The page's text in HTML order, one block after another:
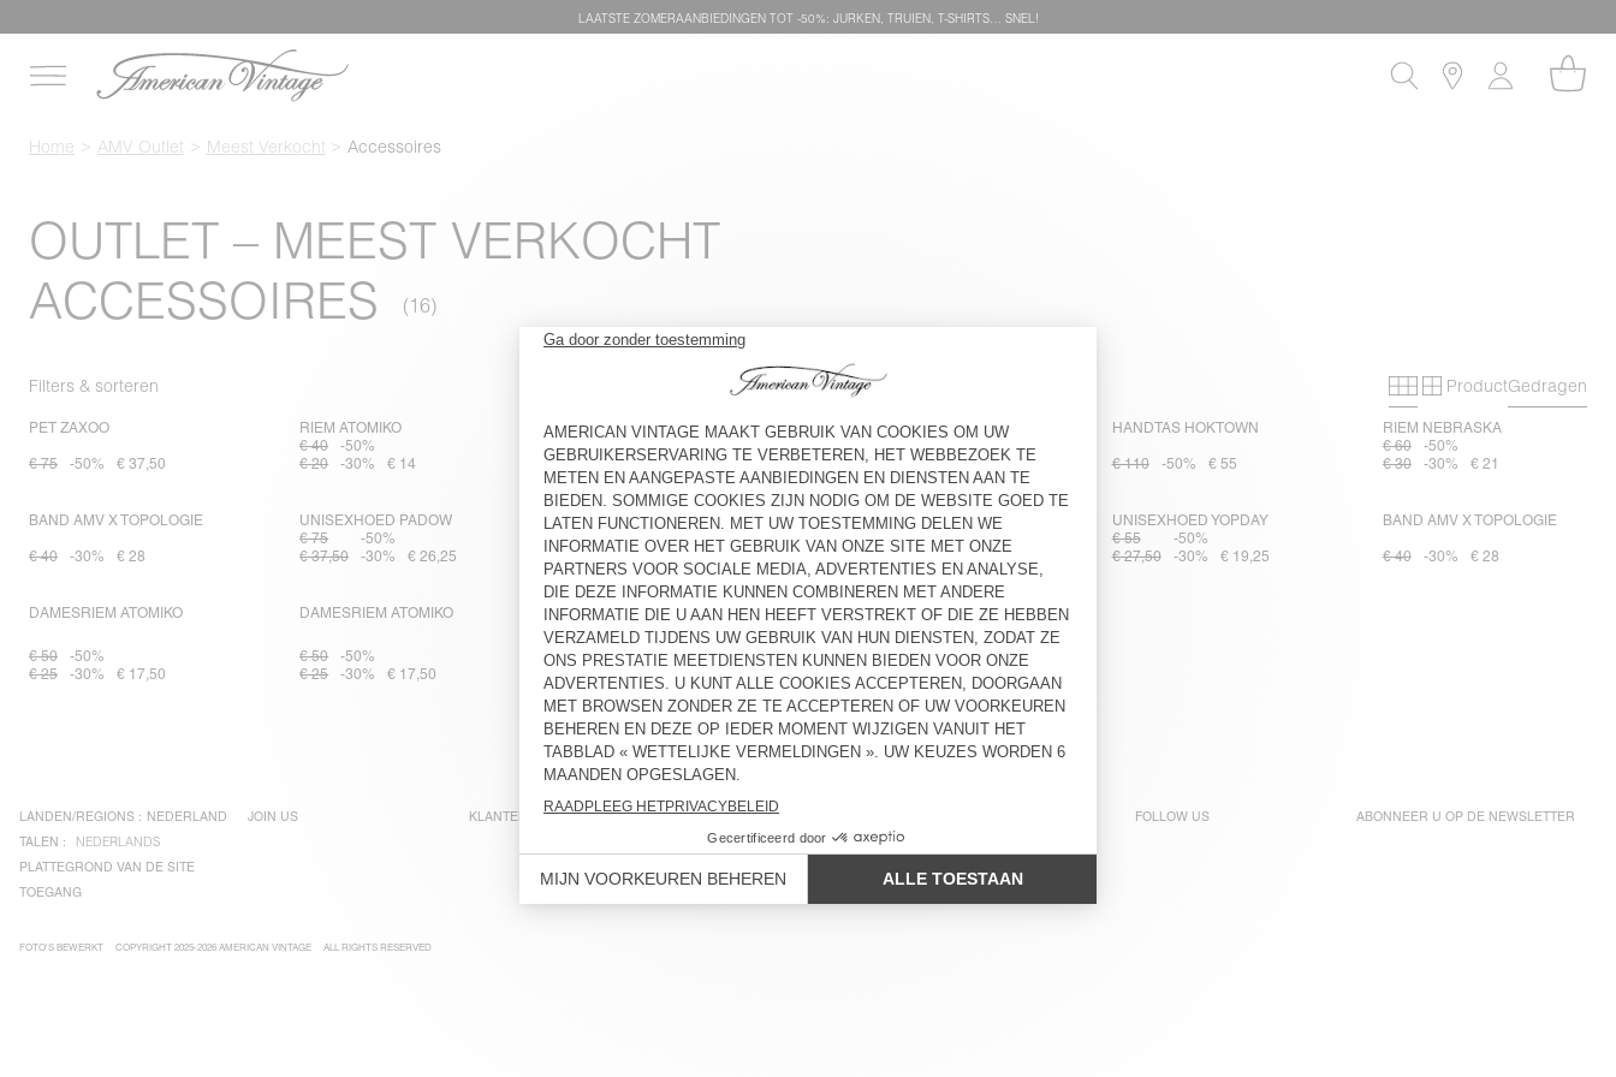
LAATSTE ZOMERAANBIEDINGEN TOT -50%: JURKEN, TRUIEN, T-SHIRTS… SNEL!
Home AMV Outlet Meest Verkocht Accessoires
OUTLET – MEEST VERKOCHT
ACCESSOIRES
Filters & sorteren Primary grid
Secondary grid
ProductGedragen
PET ZAXOO
€ 75 -50% € 37,50
RIEM ATOMIKO
€ 40
-50%
€ 20
-30% € 14
HANDTAS HOKTOWN
€ 110 -50% € 55
DAMESRIEM NEBRASKA
€ 60
-50%
€ 30
-30% € 21
HANDTAS HOKTOWN
€ 110 -50% € 55
RIEM NEBRASKA
€ 60
-50%
€ 30
-30% € 21
BAND AMV X TOPOLOGIE
€ 40 -30% € 28
UNISEXHOED PADOW
€ 75
-50%
€ 37,50
-30% € 26,25
TAS AMV X TOPOLOGIE
€ 55 -30% € 38,50
UNISEXHOED BOBYPARK
€ 55
-40%
€ 33
-30% € 23,10
UNISEXHOED YOPDAY
€ 55
-50%
€ 27,50
-30% € 19,25
BAND AMV X TOPOLOGIE
€ 40 -30% € 28
DAMESRIEM ATOMIKO
€ 50
-50%
€ 25
-30% € 17,50
DAMESRIEM ATOMIKO
€ 50
-50%
€ 25
-30% € 17,50
UNISEXSJAAL FATISTREET
€ 40
-40%
€ 24
-20% € 19,20
DAMESRIEM NEBRASKA
OUT OF STOCK
€ 60
-50%
€ 30
-30% € 21
LANDEN/REGIONS : NEDERLAND
TALEN :
NEDERLANDS
PLATTEGROND VAN DE SITE
TOEGANG
JOIN US KLANTENSERVICE BEDRIJFSGEGEVENS FOLLOW US ABONNEER U OP DE NEWSLETTER
FOTO'S BEWERKT COPYRIGHT 2025-2026 AMERICAN VINTAGE ALL RIGHTS RESERVED